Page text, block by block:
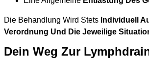
Die Behandlung Wird Stets Individuell
Verordnung Und Die Jeweilige
Dein Weg Zur